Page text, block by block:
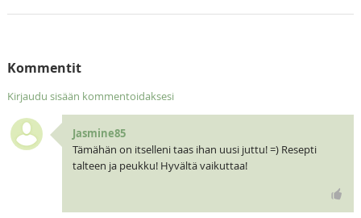
Kommentit
Kirjaudu sisään kommentoidaksesi
Jasmine85
Tämähän on itselleni taas ihan uusi juttu! =) Resepti
talteen ja peukku! Hyvältä vaikuttaa!